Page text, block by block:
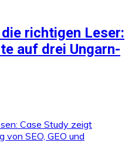
richtigen Leser:
auf drei Ungarn-